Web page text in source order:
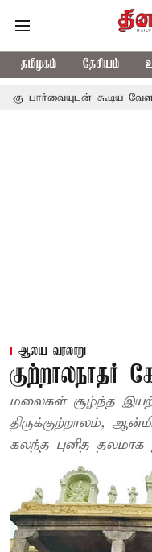
தமிழகம் தேசியம்
கூடிய வேளாண்
ஆலய வரலாறு
குற்றாலநாதர்
மலைகள் சூழ்ந்த
திருக்குற்றாலம்,
கலந்த புனித தலமாக